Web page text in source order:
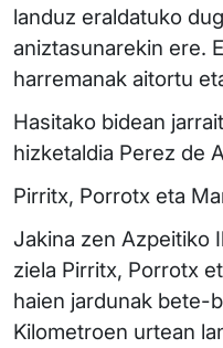
landuz eraldatuko
aniztasunarekin ere.
harremanak aitortu
Hasitako bidean
hizketaldia Perez de
Pirritx, Porrotx eta
Jakina zen Azpeitiko
ziela Pirritx, Porrotx
haien jardunak bete-
Kilometroen urtean